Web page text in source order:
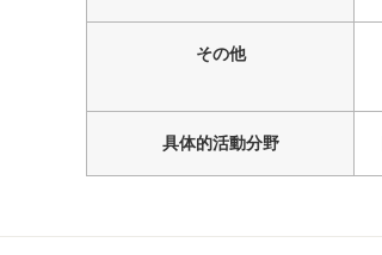
その他
具体的活動分野